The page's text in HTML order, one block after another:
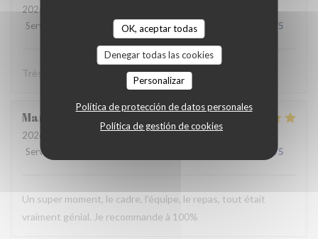
OK, aceptar todas
Denegar todas las cookies
Personalizar
Política de protección de datos personales
Política de gestión de cookies
2026-06-20
Servicio
Ambiente:5 /5 Menú:5/5 Calidad / Precio /5
Très bon service et les plats délicieux
Marie-Fred
2026-06-13
Servicio
/5
Un super moment, le cadre, l'équipe, le repas, tout était
vraiment génial. Je recommande à 100%